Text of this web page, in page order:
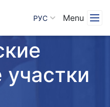
РУС Menu